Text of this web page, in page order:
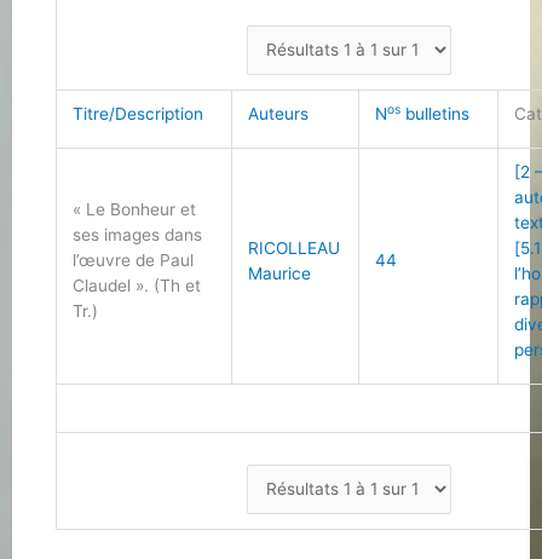
Titre/Description Auteurs Nos bulletins
« Le Bonheur et
ses images dans
l’œuvre de Paul
Claudel ». (Th et
Tr.)
RICOLLEAU
Maurice
44
[2